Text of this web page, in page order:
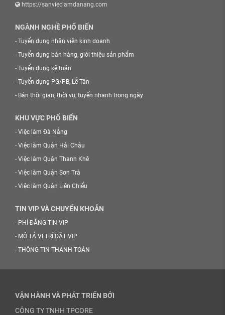
https://sanvieclamdanang.com
NGÀNH NGHỀ PHỔ BIẾN
- Tuyển dụng nhân viên kinh doanh
- Tuyển dụng bán hàng, giới thiệu sản phẩm
- Tuyển dụng kế toán
- Tuyển dụng PG/PB, Lễ Tân
- Bán thời gian, thời vụ, tuyển nhanh trong ngày
KHU VỰC PHỔ BIẾN
- Việc làm Đà Nẵng
- Việc làm Quận Hải Châu
- Việc làm Quận Thanh Khê
- Việc làm Quận Sơn Trà
- Việc làm Quận Liên Chiểu
TIN VIP VÀ CHUYỂN KHOẢN
- PHÍ ĐĂNG TIN VIP
- MÔ TẢ VỊ TRÍ ĐẶT VIP
- THÔNG TIN THANH TOÁN
VẬN HÀNH VÀ PHÁT TRIỂN BỞI
CÔNG TY TNHH TPCORE